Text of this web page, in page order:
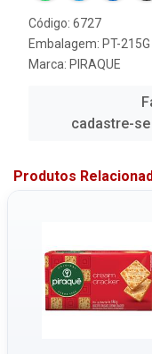
Código: 6727
Embalagem: PT-215G
Marca: PIRAQUE
cadastre-
Produtos